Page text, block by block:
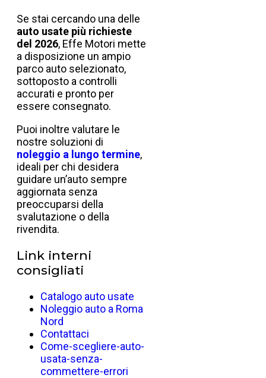
Se stai cercando una delle
auto usate più richieste
del 2026, Effe Motori mette
a disposizione un ampio
parco auto selezionato,
sottoposto a controlli
accurati e pronto per
essere consegnato.
Puoi inoltre valutare le
nostre soluzioni di
noleggio a lungo termine,
ideali per chi desidera
guidare un’auto sempre
aggiornata senza
preoccuparsi della
svalutazione o della
rivendita.
Link interni
consigliati
Catalogo auto usate
Noleggio auto a Roma
Nord
Contattaci
Come-scegliere-auto-
usata-senza-
commettere-errori